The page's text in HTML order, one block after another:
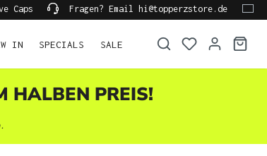
Caps Fragen? Email hi@topperzstore.de
IN SPECIALS SALE
HALBEN PREIS!